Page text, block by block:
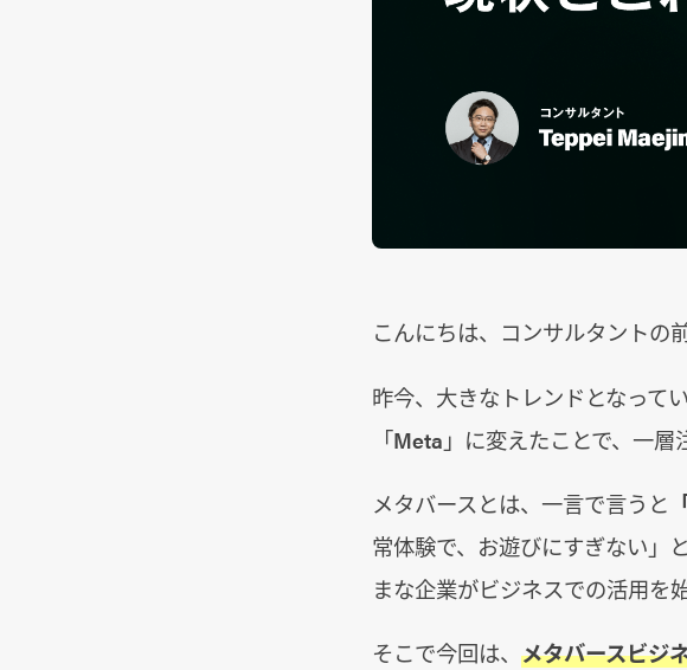
こんにちは、コンサルタントの
昨今、大きなトレンドとなって
「Meta」に変えたことで、一
メタバースとは、一言で言うと
常体験で、お遊びにすぎない」
まな企業がビジネスでの活用を
そこで今回は、 メタバースビジ